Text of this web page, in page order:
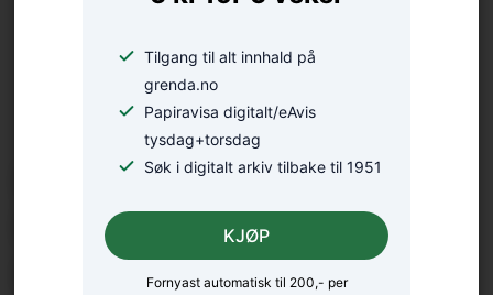
Tilgang til alt innhald på
grenda.no
Papiravisa digitalt/eAvis
tysdag+torsdag
Søk i digitalt arkiv tilbake til 1951
Fornyast automatisk til 200,- per
KJØP
Nærmar seg avduking: –
Håpar det kan bli ein liten